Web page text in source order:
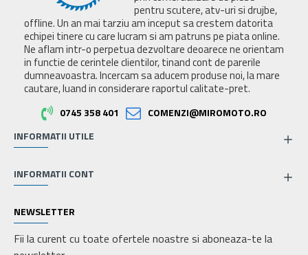
pentru scutere, atv-uri si drujbe,
offline. Un an mai tarziu am inceput sa crestem datorita
echipei tinere cu care lucram si am patruns pe piata online.
Ne aflam intr-o perpetua dezvoltare deoarece ne orientam
in functie de cerintele clientilor, tinand cont de parerile
dumneavoastra. Incercam sa aducem produse noi, la mare
cautare, luand in considerare raportul calitate-pret.
0745 358 401
COMENZI@MIROMOTO.RO
INFORMATII UTILE
INFORMATII CONT
NEWSLETTER
Fii la curent cu toate ofertele noastre si aboneaza-te la